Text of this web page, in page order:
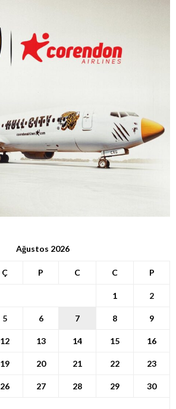
Ağustos 2026
Ç P C C P
1 2
5 6 7 8 9
12 13 14 15 16
19 20 21 22 23
26 27 28 29 30